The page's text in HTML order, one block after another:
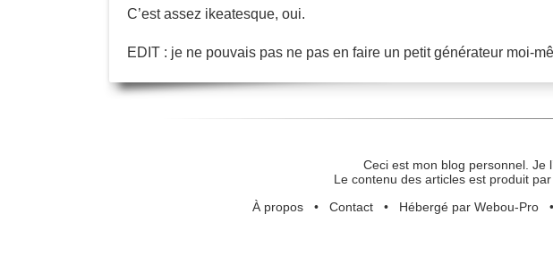
C’est assez ikeatesque, oui.
EDIT : je ne pouvais pas ne pas en faire un petit générateur moi-
Ceci est mon blog personnel. Je
Le contenu des articles est produit
À propos• Contact• Hébergé par Webou-Pro